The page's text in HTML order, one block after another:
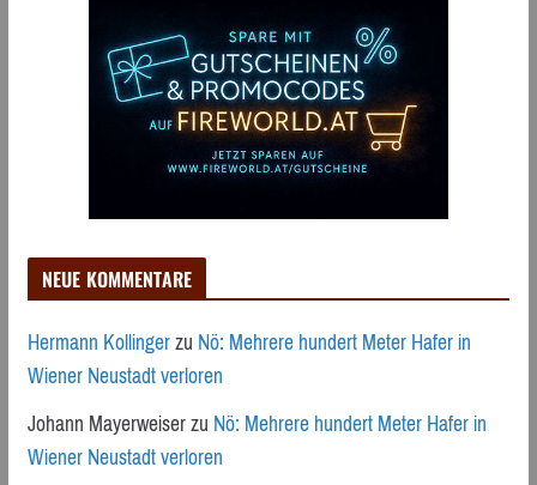
NEUE KOMMENTARE
Hermann KollingerzuNö: Mehrere hundert Meter Hafer in
Wiener Neustadt verloren
Johann MayerweiserzuNö: Mehrere hundert Meter Hafer in
Wiener Neustadt verloren